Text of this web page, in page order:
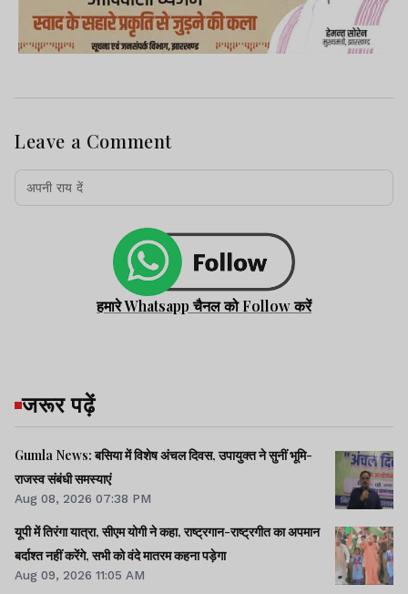
Leave a Comment
हमारे Whatsapp चैनल को Follow करें
जरूर पढ़ें
Gumla News: बसिया में विशेष अंचल दिवस, उपायुक्त ने सुनीं भूमि-
राजस्व संबंधी समस्याएं
Aug 08, 2026 07:38 PM
यूपी में तिरंगा यात्रा, सीएम योगी ने कहा, राष्ट्रगान-राष्ट्रगीत का अपमान
बर्दाश्त नहीं करेंगे, सभी को वंदे मातरम कहना पड़ेगा
Aug 09, 2026 11:05 AM